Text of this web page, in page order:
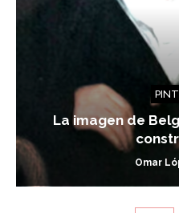
La imagen de
Omar